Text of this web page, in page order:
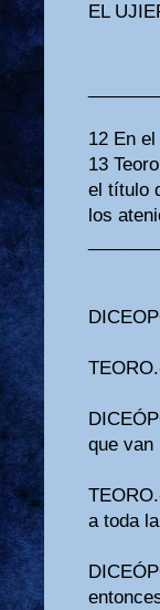
EL
12 En
13
el título
los
que van
a toda